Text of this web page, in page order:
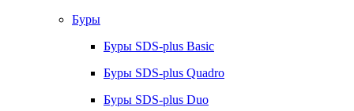
Буры
Буры SDS-plus Basic
Буры SDS-plus Quadro
Буры SDS-plus Duo